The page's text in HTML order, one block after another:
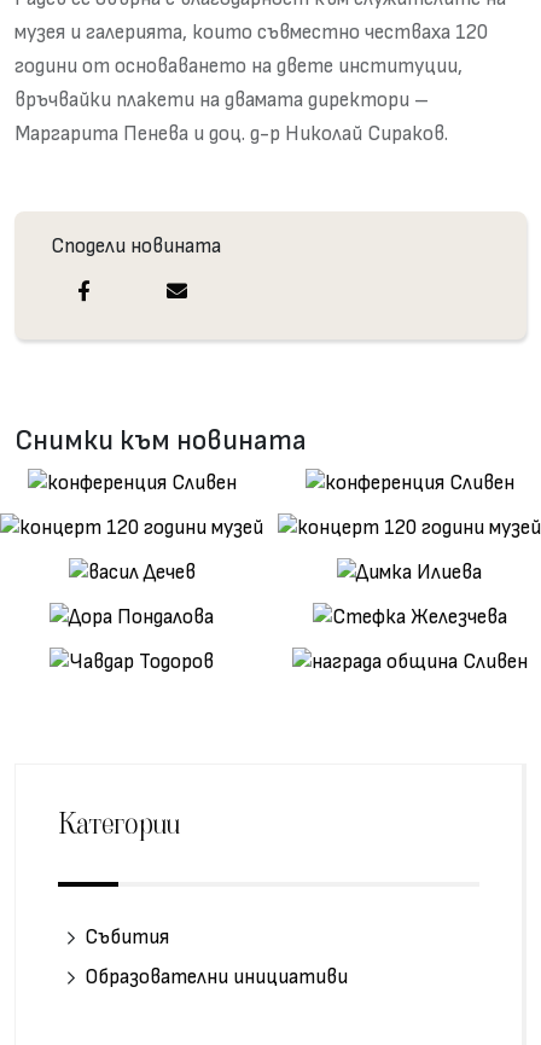
музея и галерията, които съвместно честваха 120
години от основаването на двете институции,
връчвайки плакети на двамата директори –
Маргарита Пенева и доц. д-р Николай Сираков.
Сподели новината
Снимки към новината
Категории
Събития
Образователни инициативи